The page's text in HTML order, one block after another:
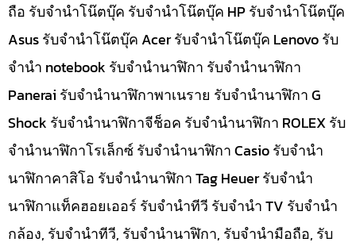
ถือ รับจำนำโน๊ตบุ๊ค รับจำนำโน๊ตบุ๊ค HP รับจำนำโน๊ตบุ๊ค
Asus รับจำนำโน๊ตบุ๊ค Acer รับจำนำโน๊ตบุ๊ค Lenovo รับ
จำนำ notebook รับจำนำนาฬิกา รับจำนำนาฬิกา
Panerai รับจำนำนาฬิกาพาเนราย รับจำนำนาฬิกา G
Shock รับจำนำนาฬิกาจีช็อค รับจำนำนาฬิกา ROLEX รับ
จำนำนาฬิกาโรเล็กซ์ รับจำนำนาฬิกา Casio รับจำนำ
นาฬิกาคาสิโอ รับจำนำนาฬิกา Tag Heuer รับจำนำ
นาฬิกาแท็คฮอยเออร์ รับจำนำทีวี รับจำนำ TV รับจำนำ
กล้อง, รับจำนำทีวี, รับจำนำนาฬิกา, รับจำนำมือถือ, รับ